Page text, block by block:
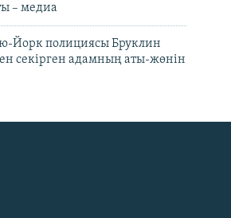
– медиа
Йорк полициясы Бруклин
секірген адамның аты-жөнін